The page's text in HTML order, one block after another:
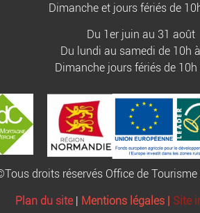
Dimanche et jours fériés de
Du 1er juin au 31 août
Du lundi au samedi de 10h
Dimanche jours fériés de 10h
droits réservés Office de
Plan du site | Mentions légales | Site